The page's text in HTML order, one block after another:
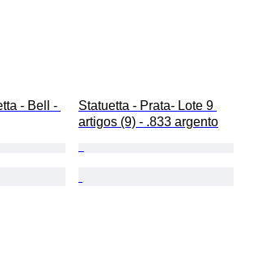
- Bell -
Statuetta - Prata- Lote 9
artigos (9) - .833 argento